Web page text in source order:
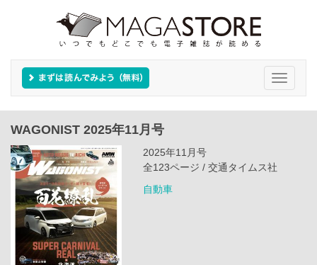
Toggle
WAGONIST 2025年11月号
2025年11月号
全123ページ / 交通タイムス社
自動車